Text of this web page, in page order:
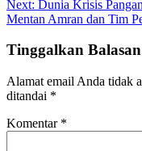
Next: Dunia Krisis
Mentan Amran dan Tim
Tinggalkan Balasan
Alamat email Anda tidak
ditandai *
Komentar *